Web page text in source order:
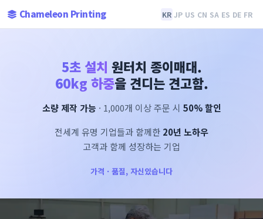
Chameleon Printing KR JP US CN SA ES DE FR
5초 설치 원터치 종이매대.
60kg 하중을 견디는 견고함.
소량 제작 가능 · 1,000개 이상 주문 시 50% 할인
전세계 유명 기업들과 함께한 20년 노하우
고객과 함께 성장하는 기업
가격 · 품질, 자신있습니다